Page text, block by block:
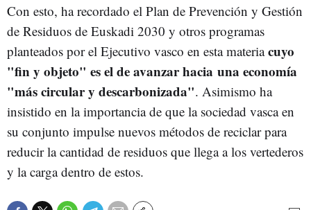
Con esto, ha recordado el Plan de Prevención y Gestión
de Residuos de Euskadi 2030 y otros programas
planteados por el Ejecutivo vasco en esta materiacuyo
"fin y objeto" es el de avanzar hacia una economía
"más circular y descarbonizada". Asimismo ha
insistido en la importancia de que la sociedad vasca en
su conjunto impulse nuevos métodos de reciclar para
reducir la cantidad de residuos que llega a los vertederos
y la carga dentro de estos.